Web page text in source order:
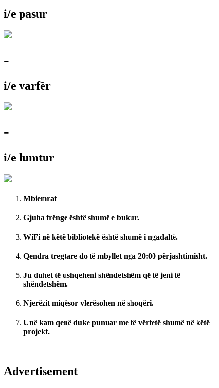
i/e pasur
-
i/e varfër
-
i/e lumtur
Mbiemrat
Gjuha frënge është shumë e bukur.
WiFi në këtë bibliotekë është shumë i ngadaltë.
Qendra tregtare do të mbyllet nga 20:00 përjashtimisht.
Ju duhet të ushqeheni shëndetshëm që të jeni të
shëndetshëm.
Njerëzit miqësor vlerësohen në shoqëri.
Unë kam qenë duke punuar me të vërtetë shumë në këtë
projekt.
Advertisement